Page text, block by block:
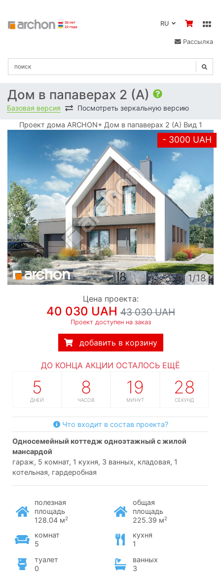
Рассылка
Дом в папаверах 2 (А)
Базовая версия Посмотреть зеркальную версию
Проект дома ARCHON+ Дом в папаверах 2 (А) Вид 1
- 3000 UAH
1/18
Цена проекта:
40 030 UAH43 030 UAH
Проект доступен на заказ
добавить в корзину
ДО КОНЦА АКЦИИ ОСТАЛОСЬ ЕЩЁ
5
ДНЕЙ
8
ЧАСОВ
19
МИНУТ
27
СЕКУНД
Что входит в состав проекта?
односемейный коттедж одноэтажный с жилой
мансардой
гараж, 5 комнат, 1 кухня, 3 ванных, кладовая, 1
котельная, гардеробная
полезная
площадь
128.04 м2
общая
площадь
225.39 м2
комнат
5
кухня
1
туалет
0
ванных
3